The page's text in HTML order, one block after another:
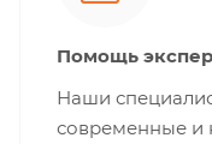
Помощь
Наши
современные и